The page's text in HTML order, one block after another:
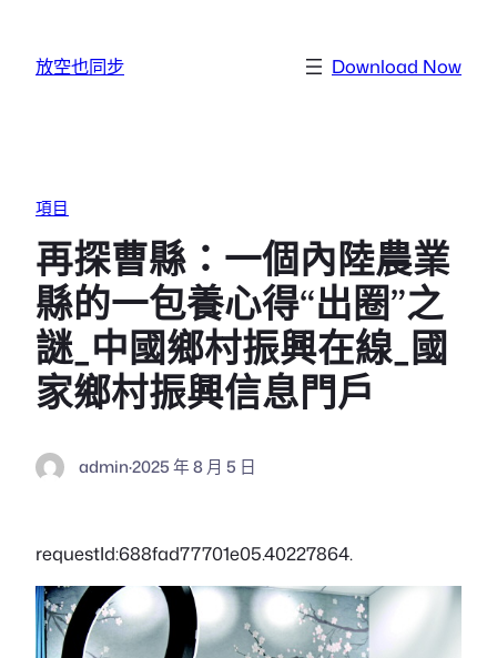
放空也同步 Download Now
項目
再探曹縣：一個內陸農業
縣的一包養心得“出圈”之
謎_中國鄉村振興在線_國
家鄉村振興信息門戶
admin·2025 年 8 月 5 日
requestId:688fad77701e05.40227864.